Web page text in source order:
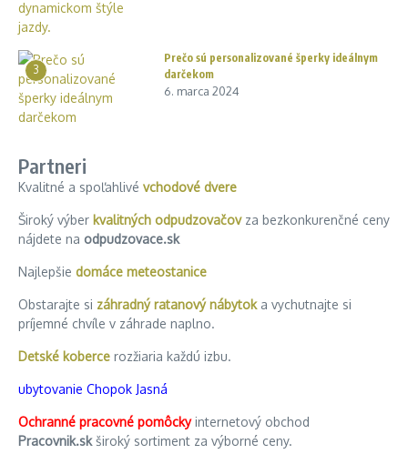
3
Prečo sú personalizované šperky ideálnym
darčekom
6. marca 2024
Partneri
Kvalitné a spoľahlivé vchodové dvere
Široký výber kvalitných odpudzovačovza bezkonkurenčné ceny
nájdete na odpudzovace.sk
Najlepšie domáce meteostanice
Obstarajte si záhradný ratanový nábytoka vychutnajte si
príjemné chvíle v záhrade naplno.
Detské koberce rozžiaria každú izbu.
ubytovanie Chopok Jasná
Ochranné pracovné pomôckyinternetový obchod
Pracovnik.skširoký sortiment za výborné ceny.